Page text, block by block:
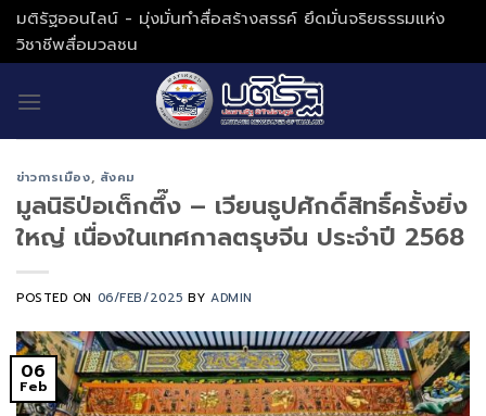
Skip
to
content
มติรัฐออนไลน์ - มุ่งมั่นทำสื่อสร้างสรรค์ ยึดมั่นจริยธรรมแห่ง
วิชาชีพสื่อมวลชน
ข่าวการเมือง, สังคม
มูลนิธิป่อเต็กตึ๊ง – เวียนธูปศักดิ์สิทธิ์ครั้งยิ่ง
ใหญ่ เนื่องในเทศกาลตรุษจีน ประจำปี 2568
POSTED ON 06/FEB/2025 BYADMIN
06
Feb